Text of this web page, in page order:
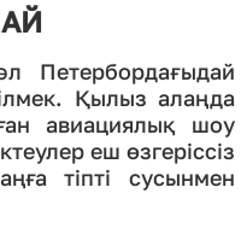
Петербордағыдай
Қылыз алаңда
авиациялық шоу
еш өзгеріссіз
тіпті сусынмен